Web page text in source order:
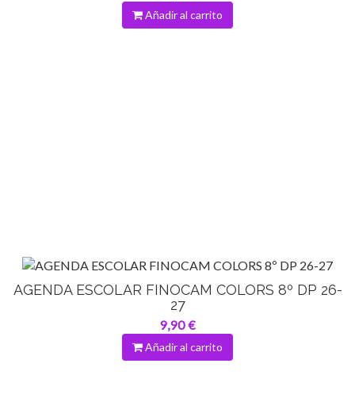
Añadir al carrito
AGENDA ESCOLAR FINOCAM COLORS 8º DP 26-
27
9,90 €
Añadir al carrito